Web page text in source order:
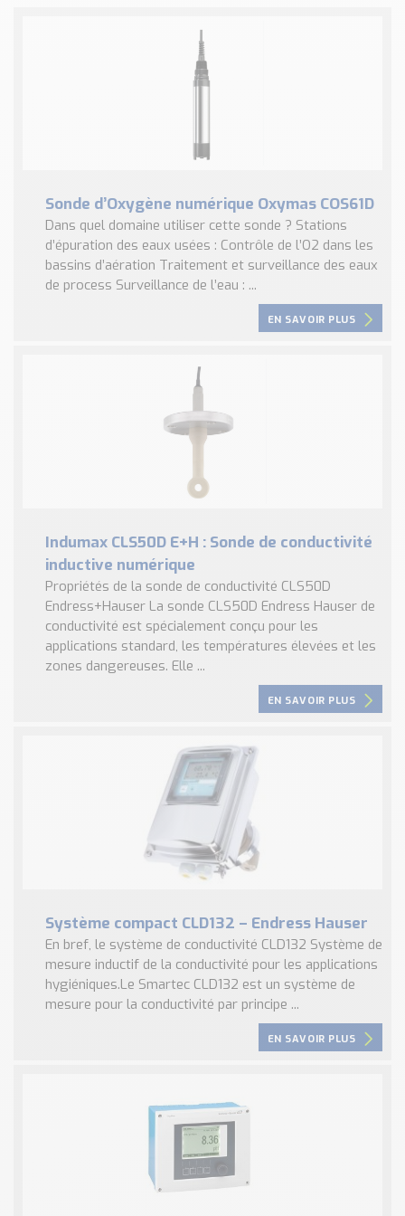
Sonde d’Oxygène numérique Oxymas COS61D
Dans quel domaine utiliser cette sonde ? Stations
d’épuration des eaux usées : Contrôle de l’O2 dans les
bassins d’aération Traitement et surveillance des eaux
de process Surveillance de l’eau : ...
EN SAVOIR PLUS
Indumax CLS50D E+H : Sonde de conductivité
inductive numérique
Propriétés de la sonde de conductivité CLS50D
Endress+Hauser La sonde CLS50D Endress Hauser de
conductivité est spécialement conçu pour les
applications standard, les températures élevées et les
zones dangereuses. Elle ...
EN SAVOIR PLUS
Système compact CLD132 – Endress Hauser
En bref, le système de conductivité CLD132 Système de
mesure inductif de la conductivité pour les applications
hygiéniques.Le Smartec CLD132 est un système de
mesure pour la conductivité par principe ...
EN SAVOIR PLUS